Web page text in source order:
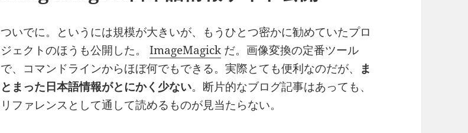
ついでに。というには規模が大きいが、もうひとつ密かに勧めていたプロ
ジェクトのほうも公開した。ImageMagick だ。画像変換の定番ツール
で、コマンドラインからほぼ何でもできる。実際とても便利なのだが、
ま
とまった日本語情報がとにかく少ない。断片的なブログ記事はあっても、
リファレンスとして通して読めるものが見当たらない。